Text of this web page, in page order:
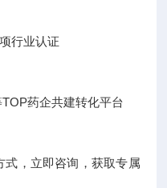
行业认证
药企共建转化平台
式，立即咨询，获取专属